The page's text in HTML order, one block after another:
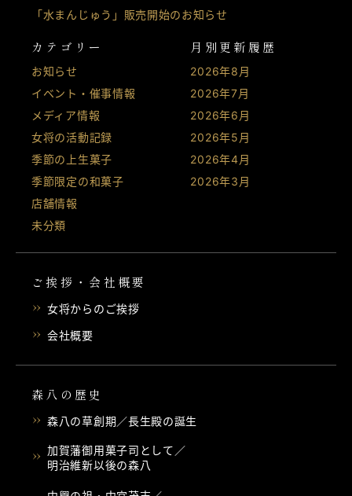
「水まんじゅう」販売開始のお知らせ
カテゴリー
お知らせ
イベント・催事情報
メディア情報
女将の活動記録
季節の上生菓子
季節限定の和菓子
店舗情報
未分類
月別更新履歴
2026年8月
2026年7月
2026年6月
2026年5月
2026年4月
2026年3月
ご挨拶・会社概要
女将からのご挨拶
会社概要
森八の歴史
森八の草創期／長生殿の誕生
加賀藩御用菓子司として／
明治維新以後の森八